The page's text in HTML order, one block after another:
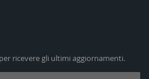
ricevere gli ultimi aggiornamenti.